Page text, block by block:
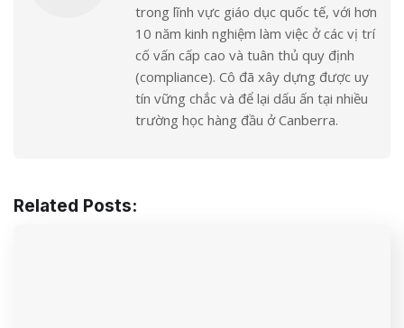
trong lĩnh vực giáo dục quốc tế, với hơn
10 năm kinh nghiệm làm việc ở các vị trí
cố vấn cấp cao và tuân thủ quy định
(compliance). Cô đã xây dựng được uy
tín vững chắc và để lại dấu ấn tại nhiều
trường học hàng đầu ở Canberra.
Related Posts: